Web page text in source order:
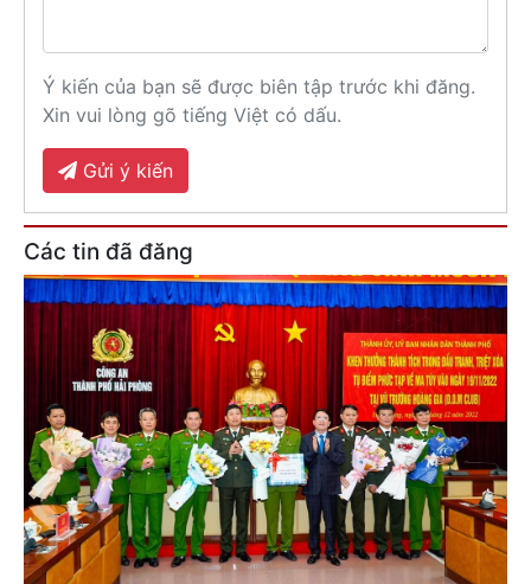
Ý kiến của bạn sẽ được biên tập trước khi đăng.
Xin vui lòng gõ tiếng Việt có dấu.
Gửi ý kiến
Các tin đã đăng